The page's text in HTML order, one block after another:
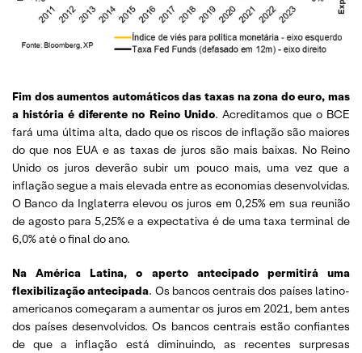
Fim dos aumentos automáticos das taxas na zona do euro, mas
a história é diferente no Reino Unido. Acreditamos que o BCE
fará uma última alta, dado que os riscos de inflação são maiores
do que nos EUA e as taxas de juros são mais baixas. No Reino
Unido os juros deverão subir um pouco mais, uma vez que a
inflação segue a mais elevada entre as economias desenvolvidas.
O Banco da Inglaterra elevou os juros em 0,25% em sua reunião
de agosto para 5,25% e a expectativa é de uma taxa terminal de
6,0% até o final do ano.
Na América Latina, o aperto antecipado permitirá uma
flexibilização antecipada. Os bancos centrais dos países latino-
americanos começaram a aumentar os juros em 2021, bem antes
dos países desenvolvidos. Os bancos centrais estão confiantes
de que a inflação está diminuindo, as recentes surpresas